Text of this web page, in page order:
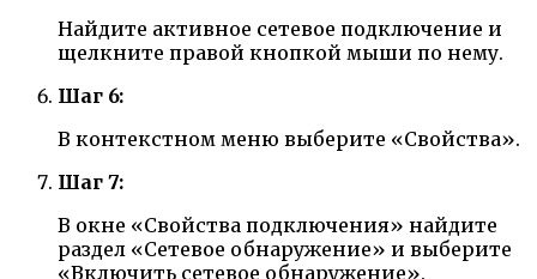
Найдите активное сетевое подключение и
щелкните правой кнопкой мыши по нему.
Шаг 6:
В контекстном меню выберите «Свойства».
Шаг 7:
В окне «Свойства подключения» найдите
раздел «Сетевое обнаружение» и выберите
«Включить сетевое обнаружение».